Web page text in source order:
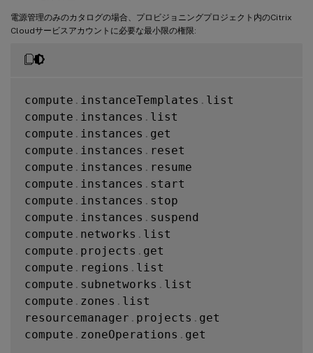
電源管理のみのカタログの場合、プロビジョニングプロジェクト内のCitrix
Cloudサービスアカウントに必要な最小限の権限:
compute . instanceTemplates . list
compute . instances . list
compute . instances . get
compute . instances . reset
compute . instances . resume
compute . instances . start
compute . instances . stop
compute . instances . suspend
compute . networks . list
compute . projects . get
compute . regions . list
compute . subnetworks . list
compute . zones . list
resourcemanager . projects . get
compute . zoneOperations . get